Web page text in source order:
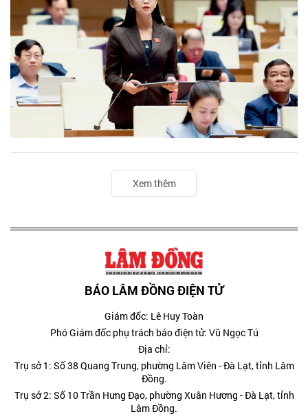
Xem thêm
BÁO LÂM ĐỒNG ĐIỆN TỬ
Giám đốc: Lê Huy Toàn
Phó Giám đốc phụ trách báo điện tử: Vũ Ngọc Tú
Địa chỉ:
Trụ sở 1: Số 38 Quang Trung, phường Lâm Viên - Đà Lạt, tỉnh Lâm
Đồng.
Trụ sở 2: Số 10 Trần Hưng Đạo, phường Xuân Hương - Đà Lạt, tỉnh
Lâm Đồng.